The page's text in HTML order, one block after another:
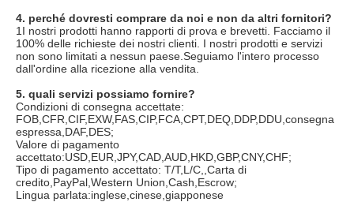
4. perché dovresti comprare da noi e non da altri fornitori?
1I nostri prodotti hanno rapporti di prova e brevetti. Facciamo il
100% delle richieste dei nostri clienti. I nostri prodotti e servizi
non sono limitati a nessun paese.Seguiamo l'intero processo
dall'ordine alla ricezione alla vendita.
5. quali servizi possiamo fornire?
Condizioni di consegna accettate:
FOB,CFR,CIF,EXW,FAS,CIP,FCA,CPT,DEQ,DDP,DDU,consegna
espressa,DAF,DES;
Valore di pagamento
accettato:USD,EUR,JPY,CAD,AUD,HKD,GBP,CNY,CHF;
Tipo di pagamento accettato: T/T,L/C,,Carta di
credito,PayPal,Western Union,Cash,Escrow;
Lingua parlata:inglese,cinese,giapponese